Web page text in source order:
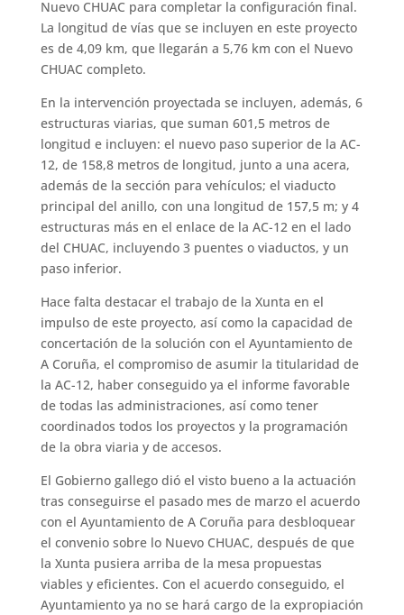
Nuevo CHUAC para completar la configuración final.
La longitud de vías que se incluyen en este proyecto
es de 4,09 km, que llegarán a 5,76 km con el Nuevo
CHUAC completo.
En la intervención proyectada se incluyen, además, 6
estructuras viarias, que suman 601,5 metros de
longitud e incluyen: el nuevo paso superior de la AC-
12, de 158,8 metros de longitud, junto a una acera,
además de la sección para vehículos; el viaducto
principal del anillo, con una longitud de 157,5 m; y 4
estructuras más en el enlace de la AC-12 en el lado
del CHUAC, incluyendo 3 puentes o viaductos, y un
paso inferior.
Hace falta destacar el trabajo de la Xunta en el
impulso de este proyecto, así como la capacidad de
concertación de la solución con el Ayuntamiento de
A Coruña, el compromiso de asumir la titularidad de
la AC-12, haber conseguido ya el informe favorable
de todas las administraciones, así como tener
coordinados todos los proyectos y la programación
de la obra viaria y de accesos.
El Gobierno gallego dió el visto bueno a la actuación
tras conseguirse el pasado mes de marzo el acuerdo
con el Ayuntamiento de A Coruña para desbloquear
el convenio sobre lo Nuevo CHUAC, después de que
la Xunta pusiera arriba de la mesa propuestas
viables y eficientes. Con el acuerdo conseguido, el
Ayuntamiento ya no se hará cargo de la expropiación